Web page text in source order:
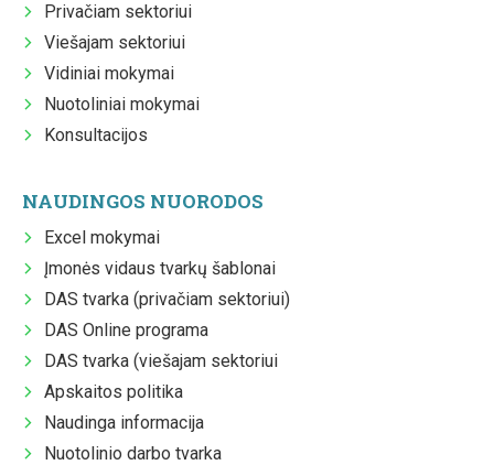
Privačiam sektoriui
Viešajam sektoriui
Vidiniai mokymai
Nuotoliniai mokymai
Konsultacijos
NAUDINGOS NUORODOS
Excel mokymai
Įmonės vidaus tvarkų šablonai
DAS tvarka (privačiam sektoriui)
DAS Online programa
DAS tvarka (viešajam sektoriui
Apskaitos politika
Naudinga informacija
Nuotolinio darbo tvarka